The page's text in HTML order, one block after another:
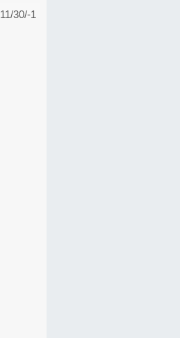
11/30/-1